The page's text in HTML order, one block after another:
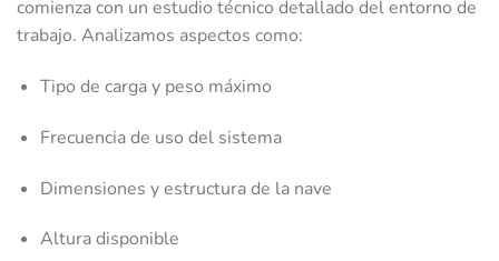
comienza con un estudio técnico detallado del entorno de
trabajo. Analizamos aspectos como:
Tipo de carga y peso máximo
Frecuencia de uso del sistema
Dimensiones y estructura de la nave
Altura disponible